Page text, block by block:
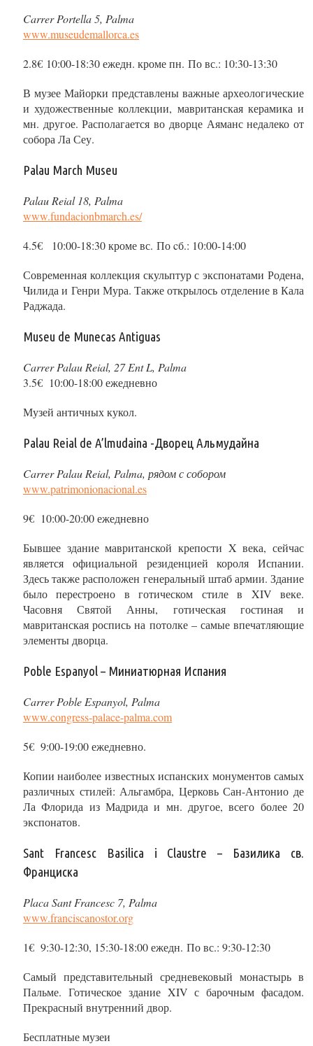
Carrer Portella 5, Palma
www.museudemallorca.es
2.8€ 10:00-18:30 ежедн. кроме пн. По вс.: 10:30-13:30
В музее Майорки представлены важные археологические
и художественные коллекции, мавританская керамика и
мн. другое. Располагается во дворце Аяманс недалеко от
собора Ла Сеу.
Palau March Museu
Palau Reial 18, Palma
www.fundacionbmarch.es/
4.5€ 10:00-18:30 кроме вс. По cб.: 10:00-14:00
Современная коллекция скульптур с экспонатами Родена,
Чилида и Генри Мура. Также открылось отделение в Кала
Раджада.
Museu de Munecas Antiguas
Carrer Palau Reial, 27 Ent L, Palma
3.5€ 10:00-18:00 ежедневно
Музей античных кукол.
Palau Reial de A’lmudaina -Дворец Альмудайна
Carrer Palau Reial, Palma, рядом с собором
www.patrimonionacional.es
9€ 10:00-20:00 ежедневно
Бывшее здание мавританской крепости X века, сейчас
является официальной резиденцией короля Испании.
Здесь также расположен генеральный штаб армии. Здание
было перестроено в готическом стиле в XIV веке.
Часовня Святой Анны, готическая гостиная и
мавританская роспись на потолке – самые впечатляющие
элементы дворца.
Poble Espanyol – Миниатюрная Испания
Carrer Poble Espanyol, Palma
www.congress-palace-palma.com
5€ 9:00-19:00 ежедневно.
Копии наиболее известных испанских монументов самых
различных стилей: Альгамбра, Церковь Сан-Антонио де
Ла Флорида из Мадрида и мн. другое, всего более 20
экспонатов.
Sant Francesc Basilica i Claustre – Базилика св.
Франциска
Placa Sant Francesc 7, Palma
www.franciscanostor.org
1€ 9:30-12:30, 15:30-18:00 ежедн. По вс.: 9:30-12:30
Самый представительный средневековый монастырь в
Пальме. Готическое здание XIV с барочным фасадом.
Прекрасный внутренний двор.
Бесплатные музеи